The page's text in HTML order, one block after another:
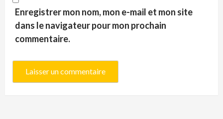
Enregistrer mon nom, mon e-mail et mon site
dans le navigateur pour mon prochain
commentaire.